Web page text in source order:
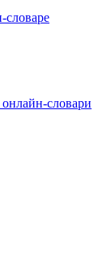
словаре
словари